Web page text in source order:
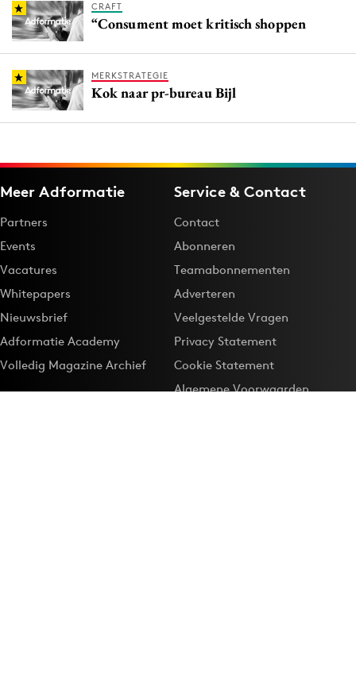
CRAFT
“Consument moet kritisch shoppen
MERKSTRATEGIE
Kok naar pr-bureau Bijl
Meer Adformatie
Partners
Events
Vacatures
Whitepapers
Nieuwsbrief
Adformatie Academy
Volledig Magazine Archief
Service & Contact
Contact
Abonneren
Teamabonnementen
Adverteren
Veelgestelde Vragen
Privacy Statement
Cookie Statement
Algemene Voorwaarden